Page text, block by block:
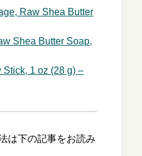
Raw Shea Butter
Shea Butter Soap,
1 oz (28 g) –
は下の記事をお読み